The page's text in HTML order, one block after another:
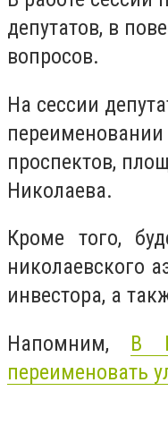
депутатов, в
вопросов.
На сессии
переименовании
проспектов,
Николаева.
Кроме того,
николаевского
инвестора, а
Напомним, В
переименовать